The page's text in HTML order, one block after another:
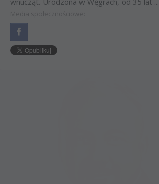
wnucząt. Urodzona w Węgrach, od 35 lat ...